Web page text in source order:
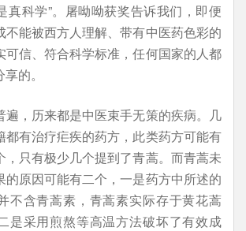
真科学”。屠呦呦获奖告诉我们，即便
不能被西方人理解、带有中医药色彩的
可信、符合科学标准，任何国家的人都
的。
遍，历来都是中医束手无策的疾病。几
都有治疗疟疾的药方，此类药方可能有
，只有极少几个提到了青蒿。而青蒿未
的原因可能有二个，一是药方中所述的
不含青蒿素，青蒿素实际存于黄花蒿
是采用煎熬等高温方法破坏了有效成